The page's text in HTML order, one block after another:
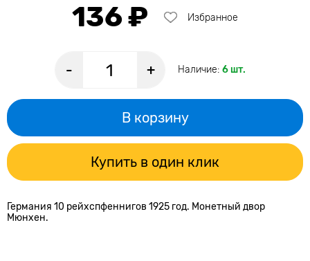
136 ₽ Избранное
- + Наличие: 6 шт.
В корзину
Купить в один клик
Германия 10 рейхспфеннигов 1925 год. Монетный двор
Мюнхен.